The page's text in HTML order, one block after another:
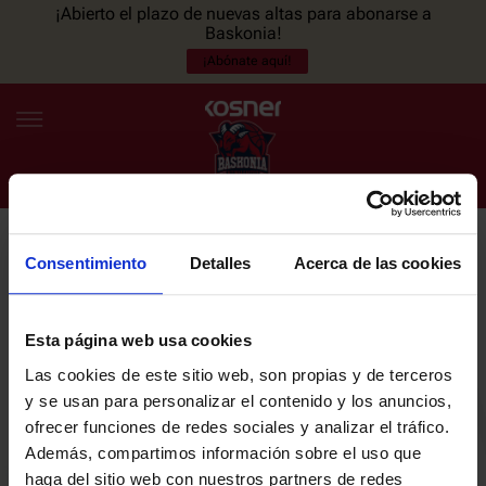
Consentimiento Detalles Acerca de las cookies
Esta página web usa cookies
Las cookies de este sitio web, son propias y de terceros
y se usan para personalizar el contenido y los anuncios,
ofrecer funciones de redes sociales y analizar el tráfico.
Además, compartimos información sobre el uso que
haga del sitio web con nuestros partners de redes
¡Abierto el plazo de nuevas altas para abonarse a
Baskonia!
¡Abónate aquí!
ES EU
NOTICIAS
PLANTILLA
ENTRADAS
NEWSLETTER
últimas noticias y promociones del club.
Email
He leído y acepto laPolítica de privacidaddel SASKI BASKONIA